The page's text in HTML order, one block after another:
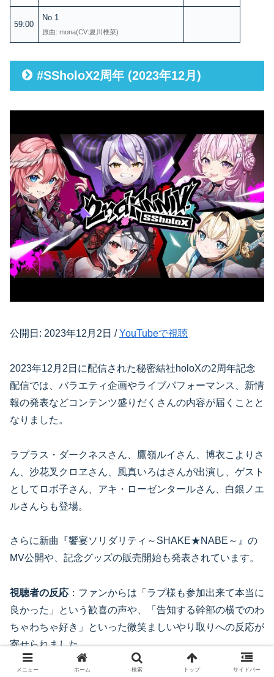
59:00
No.1
原曲: mona(CV:夏川椎菜)
#SSholoX2周年 (2023年12月)
公開日: 2023年12月2日 /YouTubeで視聴
2023年12月2日に配信された秘密結社holoXの2周年記念
配信では、バラエティ企画やライブパフォーマンス、新情
報の発表などコンテンツ盛りだくさんの内容が届くことと
なりました。
ラプラス・ダークネスさん、鷹嶺ルイさん、博衣こよりさ
ん、沙花叉クロヱさん、風真いろはさんが出演し、ゲスト
としてロボ子さん、アキ・ローゼンタールさん、白銀ノエ
ルさんらも登場。
さらに新曲『饗宴ソリダリティ～SHAKE★NABE～』の
MV公開や、記念グッズの販売開始も発表されています。
視聴者の反応 ：ファンからは「ラプ様も参加出来て本当に
良かった」という歓喜の声や、「告知する幹部の横でのわ
ちゃわちゃ好き」といった微笑ましいやり取りへの反応が
寄せられました。
メニュー ホーム 検索 トップ サイドバー